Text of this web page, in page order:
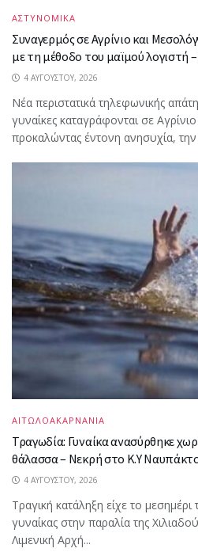
ΑΣΤΥΝΟΜΙΚΑ
Συναγερμός σε Αγρίνιο και
με τη μέθοδο του μαϊμού λογιστή
4 ΑΥΓΟΎΣΤΟΥ, 2026
Νέα περιστατικά τηλεφωνικής
γυναίκες καταγράφονται σε
προκαλώντας έντονη ανησυχία,
ΑΙΤΩΛΟΑΚΑΡΝΑΝΙΑ
Τραγωδία: Γυναίκα ανασύρθηκε
θάλασσα – Νεκρή στο Κ.Υ
4 ΑΥΓΟΎΣΤΟΥ, 2026
Τραγική κατάληξη είχε το
γυναίκας στην παραλία της
Λιμενική Αρχή...